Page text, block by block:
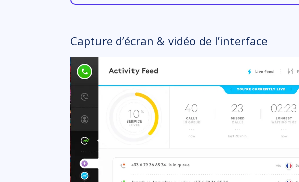
Capture d’écran & vidéo de l’interface